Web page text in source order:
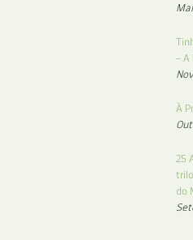
– A
À
25
do